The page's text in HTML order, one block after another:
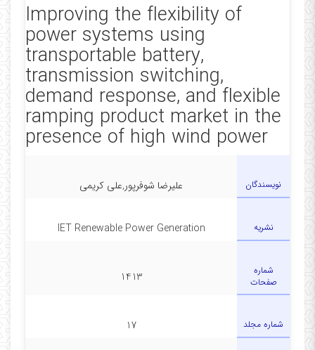
Improving the flexibility of
power systems using
transportable battery,
transmission switching,
demand response, and flexible
ramping product market in the
presence of high wind power
نویسندگان علیرضا شوفرپور,علی کریمی
نشریه IET Renewable Power Generation
شماره
صفحات
1413
شماره مجلد 17